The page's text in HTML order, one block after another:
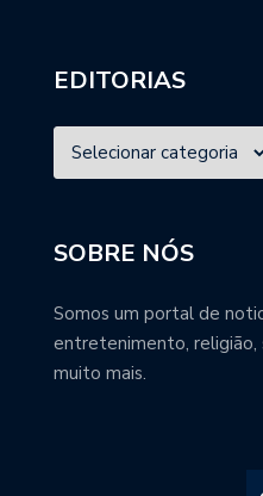
EDITORIAS
SOBRE NÓS
Somos um portal de
entretenimento, religião,
muito mais.